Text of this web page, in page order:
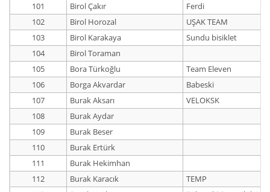
101
Birol Çakır
Ferdi
102
Birol Horozal
UŞAK TEAM
103
Birol Karakaya
Sundu bisiklet
104
Birol Toraman
105
Bora Türkoğlu
Team Eleven
106
Borga Akvardar
Babeski
107
Burak Aksarı
VELOKSK
108
Burak Aydar
109
Burak Beser
110
Burak Ertürk
111
Burak Hekimhan
112
Burak Karacık
TEMP